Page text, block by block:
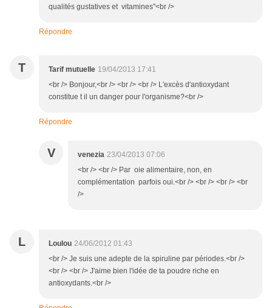
qualités gustatives et vitamines''<br />
Répondre
T Tarif mutuelle 19/04/2013 17:41
<br /> Bonjour,<br /> <br /> <br /> L'excès d'antioxydant
constitue t il un danger pour l'organisme?<br />
Répondre
V venezia 23/04/2013 07:06
<br /> <br /> Par oie alimentaire, non, en
complémentation parfois oui.<br /> <br /> <br /> <br
/>
L Loulou 24/06/2012 01:43
<br /> Je suis une adepte de la spiruline par périodes.<br />
<br /> <br /> J'aime bien l'idée de ta poudre riche en
antioxydants.<br />